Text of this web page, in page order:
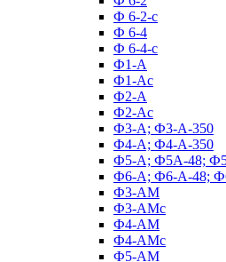
Ф 6-2-с
Ф 6-4
Ф 6-4-с
Ф1-А
Ф1-Ас
Ф2-А
Ф2-Ас
Ф3-А; Ф3-А-350
Ф4-А; Ф4-А-350
Ф5-А; Ф5А-48;
Ф6-А; Ф6-А-48;
Ф3-АМ
Ф3-АМс
Ф4-АМ
Ф4-АМс
Ф5-АМ